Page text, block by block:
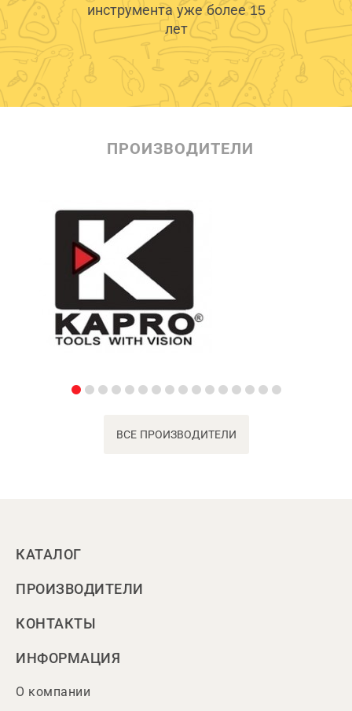
инструмента уже более 15
лет
ПРОИЗВОДИТЕЛИ
ВСЕ ПРОИЗВОДИТЕЛИ
КАТАЛОГ
ПРОИЗВОДИТЕЛИ
КОНТАКТЫ
ИНФОРМАЦИЯ
О компании